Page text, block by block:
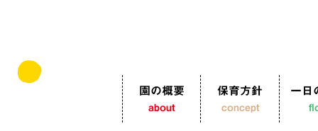
園の概要
about
保育方針
concept
一日